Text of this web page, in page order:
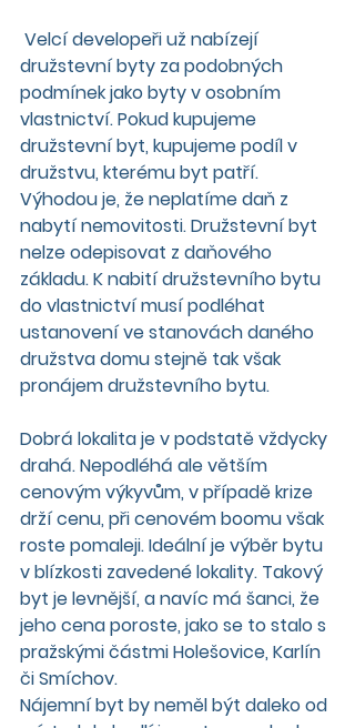
Velcí developeři už nabízejí
družstevní byty za podobných
podmínek jako byty v osobním
vlastnictví. Pokud kupujeme
družstevní byt, kupujeme podíl v
družstvu, kterému byt patří.
Výhodou je, že neplatíme daň z
nabytí nemovitosti. Družstevní byt
nelze odepisovat z daňového
základu. K nabití družstevního bytu
do vlastnictví musí podléhat
ustanovení ve stanovách daného
družstva domu stejně tak však
pronájem družstevního bytu.
Dobrá lokalita je v podstatě vždycky
drahá. Nepodléhá ale větším
cenovým výkyvům, v případě krize
drží cenu, při cenovém boomu však
roste pomaleji. Ideální je výběr bytu
v blízkosti zavedené lokality. Takový
byt je levnější, a navíc má šanci, že
jeho cena poroste, jako se to stalo s
pražskými částmi Holešovice, Karlín
či Smíchov.
Nájemní byt by neměl být daleko od